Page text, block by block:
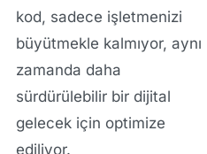
kod, sadece işletmenizi
büyütmekle kalmıyor, aynı
zamanda daha
sürdürülebilir bir dijital
gelecek için optimize
ediliyor.